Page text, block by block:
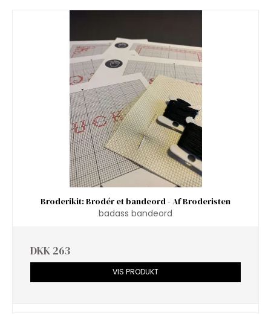
Broderikit: Brodér et bandeord - Af Broderisten
badass bandeord
DKK 263
VIS PRODUKT